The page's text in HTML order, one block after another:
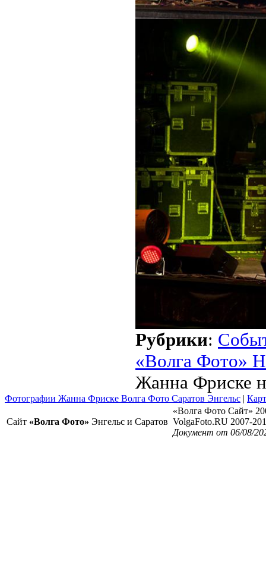
Рубрики:
«Волга Фото»
Жанна Фриске
Фотографии Жанна Фриске Волга Фото Саратов Энгельс |
Сайт «Волга Фото» Энгельс и Саратов
«Волга Фото Сайт»
VolgaFoto.RU 2007-
Документ от 06/08/